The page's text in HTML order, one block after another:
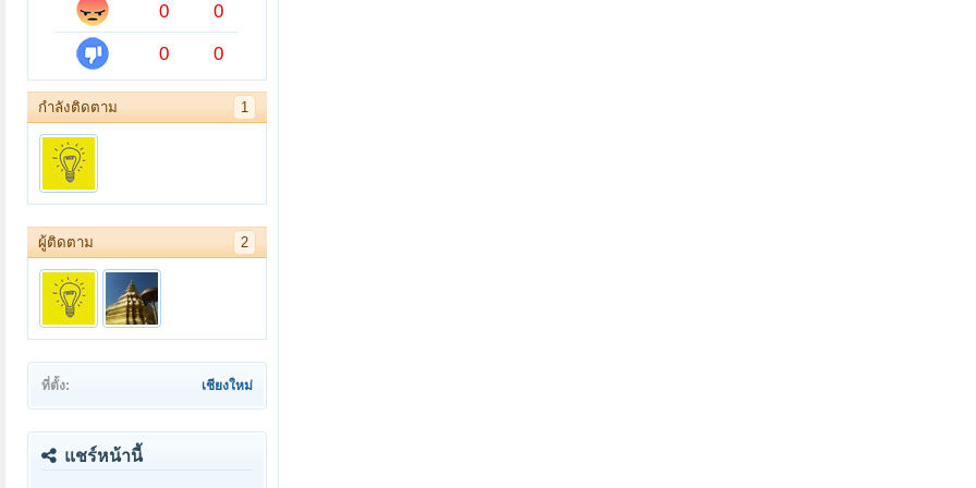
0
0
0
0
กำลังติดตาม 1
ผู้ติดตาม 2
ที่ตั้ง: เชียงใหม่
แชร์หน้านี้